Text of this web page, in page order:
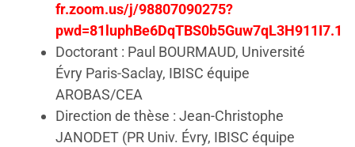
fr.zoom.us/j/98807090275?
pwd=81luphBe6DqTBS0b5Guw7qL3H911I7.1
Doctorant : Paul BOURMAUD, Université
Évry Paris-Saclay, IBISC équipe
AROBAS/CEA
Direction de thèse : Jean-Christophe
JANODET (PR Univ. Évry, IBISC équipe